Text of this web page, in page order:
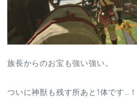
族長からのお宝も強い強い。
ついに神獣も残す所あと1体です…！